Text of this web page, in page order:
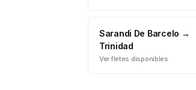
Sarandi De Barcelo →
Trinidad
Ver fletes disponibles